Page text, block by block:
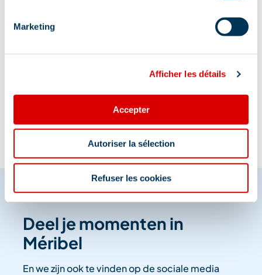
Marketing
Afficher les détails
Accepter
Autoriser la sélection
Refuser les cookies
Informatie bijgewerkt op
01/27/2026.
Deel je momenten in
Méribel
En we zijn ook te vinden op de sociale media